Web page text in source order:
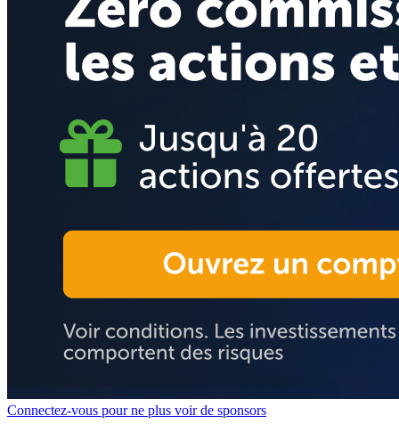
Connectez-vous pour ne plus voir de sponsors